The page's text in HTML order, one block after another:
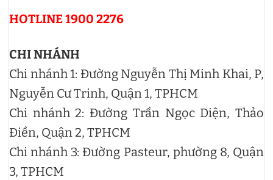
HOTLINE 1900 2276
CHI NHÁNH
Chi nhánh 1: Đường Nguyễn Thị Minh Khai, P,
Nguyễn Cư Trinh, Quận 1, TPHCM
Chi nhánh 2: Đường Trần Ngọc Diện, Thảo
Điền, Quận 2, TPHCM
Chi nhánh 3: Đường Pasteur, phường 8, Quận
3, TPHCM